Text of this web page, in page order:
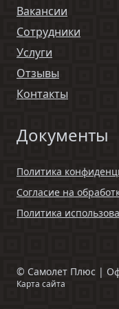
Вакансии
Сотрудники
Услуги
Отзывы
Контакты
Документы
Политика
Согласие на
Политика
© Самолет Плюс |
Карта сайта